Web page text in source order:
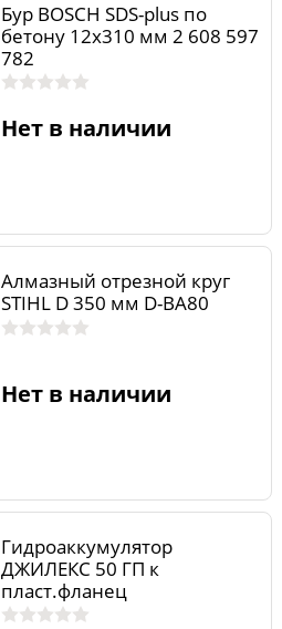
Бур BOSCH SDS-plus по
бетону 12х310 мм 2 608 597
782
Нет в наличии
Алмазный отрезной круг
STIHL D 350 мм D-BA80
Нет в наличии
Гидроаккумулятор
ДЖИЛЕКС 50 ГП к
пласт.фланец